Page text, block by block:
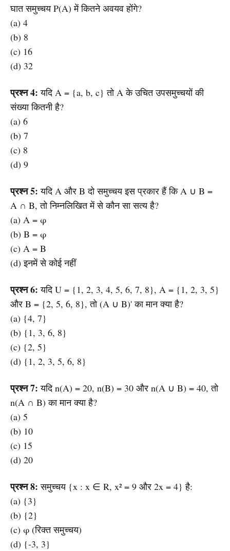
घात समुच्चय P(A) में कितने अवयव होंगे?
(a) 4
(b) 8
(c) 16
(d) 32
प्रश्न 4: यदि A = {a, b, c} तो A के उचित उपसमुच्चयों की
संख्या कितनी है?
(a) 6
(b) 7
(c) 8
(d) 9
प्रश्न 5: यदि A और B दो समुच्चय इस प्रकार हैं कि A ∪ B =
A ∩ B, तो निम्नलिखित में से कौन सा सत्य है?
(a) A = φ
(b) B = φ
(c) A = B
(d) इनमें से कोई नहीं
प्रश्न 6: यदि U = {1, 2, 3, 4, 5, 6, 7, 8}, A = {1, 2, 3, 5}
और B = {2, 5, 6, 8}, तो (A ∪ B)' का मान क्या है?
(a) {4, 7}
(b) {1, 3, 6, 8}
(c) {2, 5}
(d) {1, 2, 3, 5, 6, 8}
प्रश्न 7: यदि n(A) = 20, n(B) = 30 और n(A ∪ B) = 40, तो
n(A ∩ B) का मान क्या है?
(a) 5
(b) 10
(c) 15
(d) 20
प्रश्न 8: समुच्चय {x : x ∈ R, x² = 9 और 2x = 4} है:
(a) {3}
(b) {2}
(c) φ (रिक्त समुच्चय)
(d) {-3, 3}